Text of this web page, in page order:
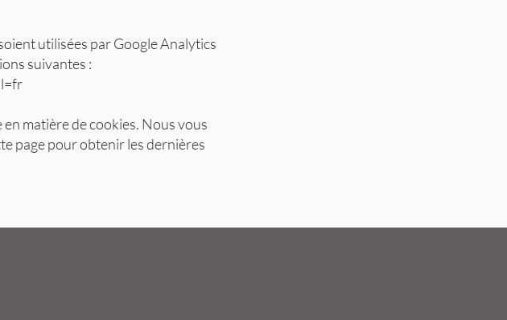
utilisées par Google Analytics
suivantes :
matière de cookies. Nous vous
page pour obtenir les dernières